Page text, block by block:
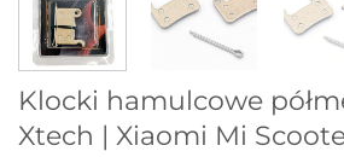
Klocki hamulcowe
Xtech | Xiaomi Mi